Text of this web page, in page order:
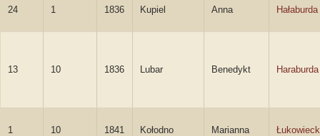
24 1 1836 Kupiel Anna Hałaburda
13 10 1836 Lubar Benedykt Haraburda
1 10 1841 Kołodno Marianna